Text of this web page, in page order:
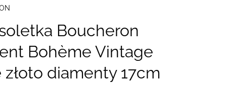
Boucheron
Bohème Vintage
złoto diamenty 17cm